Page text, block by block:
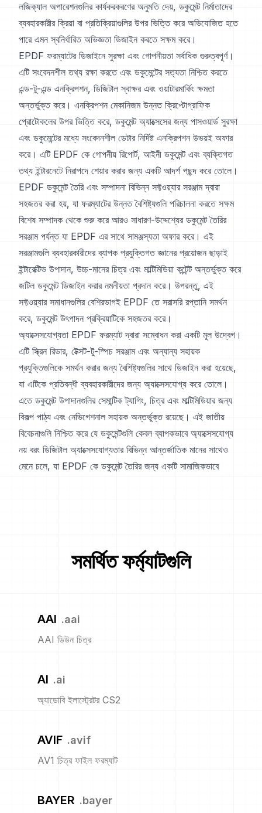
লজিক্যাল অপারেশনগুলির কার্যকরকরণের অনুমতি দেয়, ডকুমেন্ট নির্মাতাদের
ব্যবহারকারীর ক্রিয়া বা প্রতিক্রিয়াগুলির উপর ভিত্তি করে অভিযোজিত হতে
পারে এমন স্বনির্ধারিত অভিজ্ঞতা ডিজাইন করতে সক্ষম করে।
EPDF ফরম্যাটের ডিজাইনে সুরক্ষা এবং গোপনীয়তা সর্বাধিক গুরুত্বপূর্ণ।
এটি সংবেদনশীল তথ্য রক্ষা করতে এবং ডকুমেন্টের সত্যতা নিশ্চিত করতে
এন্ড-টু-এন্ড এনক্রিপশন, ডিজিটাল স্বাক্ষর এবং ওয়াটারমার্কিং ক্ষমতা
অন্তর্ভুক্ত করে। এনক্রিপশন মেকানিজম উন্নত ক্রিপ্টোগ্রাফিক
প্রোটোকলের উপর ভিত্তি করে, ডকুমেন্ট অ্যাক্সেসের জন্য পাসওয়ার্ড সুরক্ষা
এবং ডকুমেন্টের মধ্যে সংবেদনশীল ডেটার নির্দিষ্ট এনক্রিপশন উভয়ই অফার
করে। এটি EPDF কে গোপনীয় রিপোর্ট, আইনী ডকুমেন্ট এবং ব্যক্তিগত
তথ্য ইন্টারনেটে নিরাপদে শেয়ার করার জন্য একটি আদর্শ পছন্দ করে তোলে।
EPDF ডকুমেন্ট তৈরি এবং সম্পাদনা বিভিন্ন সফ্টওয়্যার সরঞ্জাম দ্বারা
সহজতর করা হয়, যা ফরম্যাটের উন্নত বৈশিষ্ট্যগুলি পরিচালনা করতে সক্ষম
বিশেষ সম্পাদক থেকে শুরু করে আরও সাধারণ-উদ্দেশ্যের ডকুমেন্ট তৈরির
সরঞ্জাম পর্যন্ত যা EPDF এর সাথে সামঞ্জস্যতা অফার করে। এই
সরঞ্জামগুলি ব্যবহারকারীদের ব্যাপক প্রযুক্তিগত জ্ঞানের প্রয়োজন ছাড়াই
ইন্টারেক্টিভ উপাদান, উচ্চ-মানের চিত্র এবং মাল্টিমিডিয়া কন্টেন্ট অন্তর্ভুক্ত করে
জটিল ডকুমেন্ট ডিজাইন করার নমনীয়তা প্রদান করে। উপরন্তু, এই
সফ্টওয়্যার সমাধানগুলির বেশিরভাগই EPDF তে সরাসরি রপ্তানি সমর্থন
করে, ডকুমেন্ট উৎপাদন প্রক্রিয়াটিকে সহজতর করে।
অ্যাক্সেসযোগ্যতা EPDF ফরম্যাট দ্বারা সম্বোধন করা একটি মূল উদ্বেগ।
এটি স্ক্রিন রিডার, টেক্সট-টু-স্পিচ সরঞ্জাম এবং অন্যান্য সহায়ক
প্রযুক্তিগুলিকে সমর্থন করার জন্য বৈশিষ্ট্যগুলির সাথে ডিজাইন করা হয়েছে,
যা এটিকে প্রতিবন্ধী ব্যবহারকারীদের জন্য অ্যাক্সেসযোগ্য করে তোলে।
এতে ডকুমেন্ট উপাদানগুলির সেমান্টিক ট্যাগিং, চিত্র এবং মাল্টিমিডিয়ার জন্য
বিকল্প পাঠ্য এবং নেভিগেশনাল সহায়ক অন্তর্ভুক্ত রয়েছে। এই জাতীয়
বিবেচনাগুলি নিশ্চিত করে যে ডকুমেন্টগুলি কেবল ব্যাপকভাবে অ্যাক্সেসযোগ্য
নয় বরং ডিজিটাল অ্যাক্সেসযোগ্যতার বিভিন্ন আন্তর্জাতিক মানের সাথেও
মেনে চলে, যা EPDF কে ডকুমেন্ট তৈরির জন্য একটি সামাজিকভাবে
সমর্থিত ফর্ম্যাটগুলি
AAI .aai
AAI ডিউন চিত্র
AI .ai
অ্যাডোবি ইলাস্ট্রেটর CS2
AVIF .avif
AV1 চিত্র ফাইল ফরম্যাট
BAYER .bayer